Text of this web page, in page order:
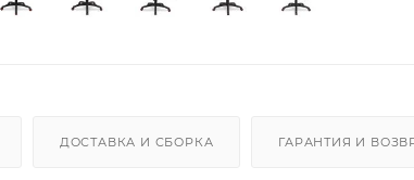
ДОСТАВКА И СБОРКА ГАРАНТИЯ И